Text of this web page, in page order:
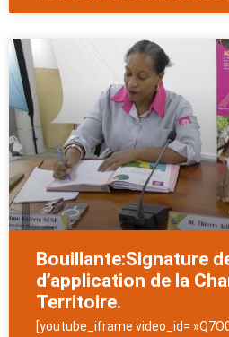
Bouillante:Signature
d’application de la
Territoire.
[youtube_iframe video_id=